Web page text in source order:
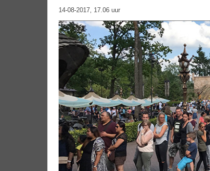
14-08-2017, 17.06 uur